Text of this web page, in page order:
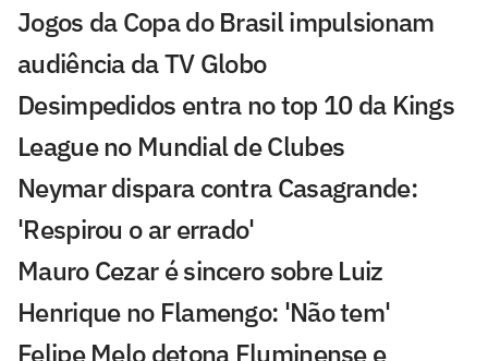
Jogos da Copa do Brasil impulsionam
audiência da TV Globo
Desimpedidos entra no top 10 da Kings
League no Mundial de Clubes
Neymar dispara contra Casagrande:
'Respirou o ar errado'
Mauro Cezar é sincero sobre Luiz
Henrique no Flamengo: 'Não tem'
Felipe Melo detona Fluminense e